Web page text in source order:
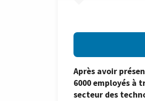
Après avoir
6000 employés à
secteur des